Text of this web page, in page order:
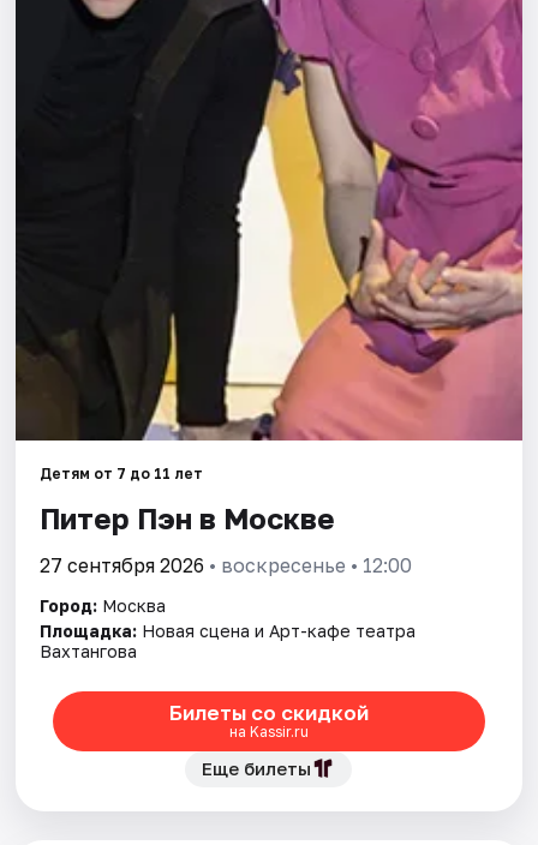
Детям от 7 до 11 лет
Питер Пэн в Москве
27 сентября 2026 • воскресенье • 12:00
Город: Москва
Площадка: Новая сцена и Арт-кафе театра
Вахтангова
Билеты со скидкой
на Kassir.ru
Еще билеты